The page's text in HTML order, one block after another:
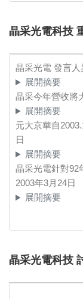
晶采光電科技
晶采光電 發言人
展開摘要
晶采今年營收將
展開摘要
元大京華自
日
展開摘要
晶采光電針對92
2003年3月24日
展開摘要
晶采光電科技